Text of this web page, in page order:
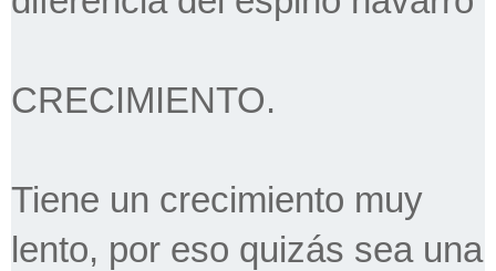
CRECIMIENTO.
Tiene un crecimiento muy
lento, por eso quizás sea una